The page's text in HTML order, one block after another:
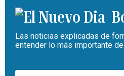
Las noticias explicadas de
entender lo más importante